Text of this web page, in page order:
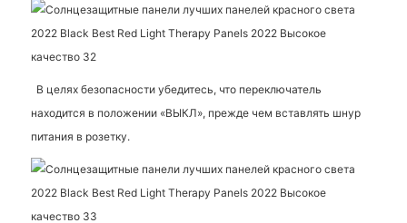
В целях безопасности убедитесь, что переключатель
находится в положении «ВЫКЛ», прежде чем вставлять шнур
питания в розетку.